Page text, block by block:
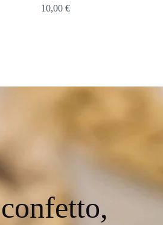
10,00 €